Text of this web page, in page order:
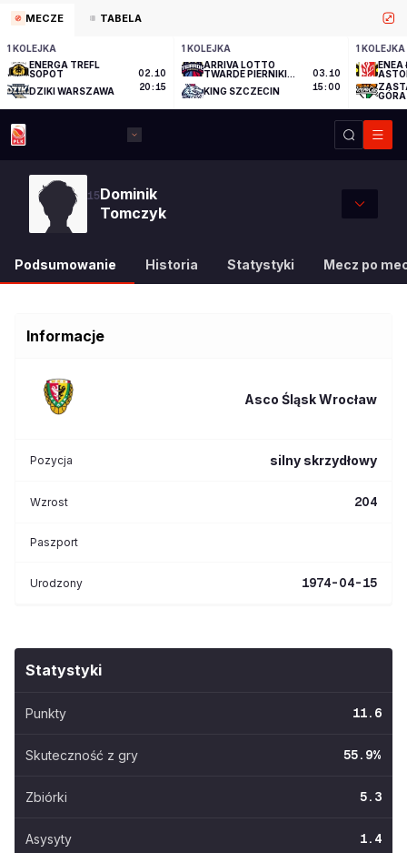
MECZE TABELA
1 KOLEJKA
ENERGA TREFL
SOPOT
DZIKI WARSZAWA
02.10
20:15
1 KOLEJKA
ARRIVA LOTTO
TWARDE PIERNIKI
KING SZCZECIN
03.10
15:00
1 KOLEJKA
ENEA
GÓRA
15Dominik
Tomczyk
Podsumowanie Historia Statystyki Mecz po
Informacje
Asco Śląsk Wrocław
Pozycja silny skrzydłowy
Wzrost 204
Paszport
Urodzony 1974-04-15
Statystyki
Punkty 11.6
Skuteczność z gry 55.9%
Zbiórki 5.3
Asysyty 1.4